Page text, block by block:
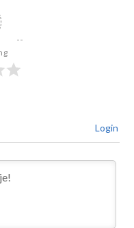
Login